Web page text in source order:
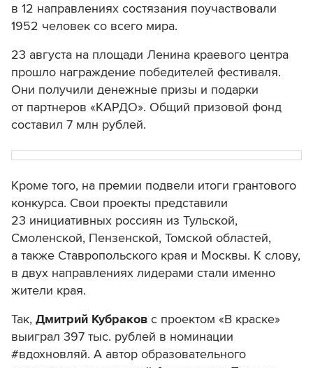
в 12 направлениях состязания поучаствовали
1952 человек со всего мира.
23 августа на площади Ленина краевого центра
прошло награждение победителей фестиваля.
Они получили денежные призы и подарки
от партнеров «КАРДО». Общий призовой фонд
составил 7 млн рублей.
Кроме того, на премии подвели итоги грантового
конкурса. Свои проекты представили
23 инициативных россиян из Тульской,
Смоленской, Пензенской, Томской областей,
а также Ставропольского края и Москвы. К слову,
в двух направлениях лидерами стали именно
жители края.
Так, Дмитрий Кубраков с проектом «В краске»
выиграл 397 тыс. рублей в номинации
#вдохновляй. А автор образовательного